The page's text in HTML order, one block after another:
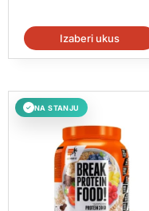
Izaberi ukus
✓ NA STANJU